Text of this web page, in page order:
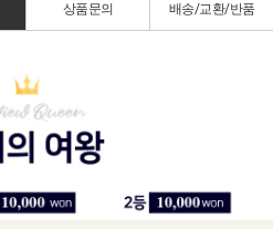
상품문의 배송/교환/반품